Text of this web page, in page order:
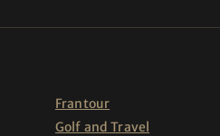
Frantour
Golf and Travel